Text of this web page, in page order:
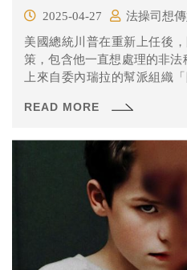
2025-04-27
法操司想
美國總統川普在重新上任後
策，包含他一直想處理的非
上來自委內瑞拉的幫派組織
250多名黑幫非法移民「打包
READ MORE